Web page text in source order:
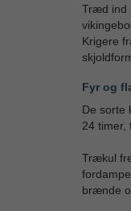
Træd ind
Krigere
Fyr og
De sorte
24 timer,
Trækul
brænde